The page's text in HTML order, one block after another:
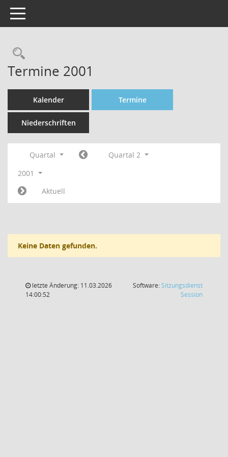
Toggle navigation
Rechercheauswahl
Termine 2001
Kalender Termine
Niederschriften
Quartal
Quartal 2
2001
Aktuell
Keine Daten gefunden.
letzte Änderung: 11.03.2026
14:00:52
Software:Sitzungsdienst
Session(Wird in